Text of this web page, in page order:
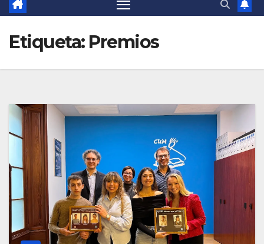
Etiqueta: Premios